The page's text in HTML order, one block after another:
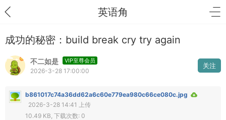
英语角
成功的秘密：build break cry try again
不二如是 VIP至尊会员
2026-3-28 17:00:00
关注
b861017c74a36dd62a6c60e779ea980c66ce080c.jpg
2026-3-28 14:41 上传
10.49 KB, 下载次数: 0